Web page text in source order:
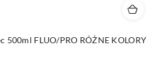
500ml FLUO/PRO RÓŻNE KOLORY